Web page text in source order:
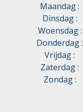
Maandag :
Dinsdag :
Woensdag :
Donderdag :
Vrijdag :
Zaterdag :
Zondag :